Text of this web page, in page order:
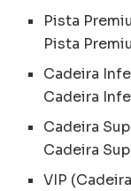
Pista
Pista
Cadeira
Cadeira
Cadeira
Cadeira
VIP